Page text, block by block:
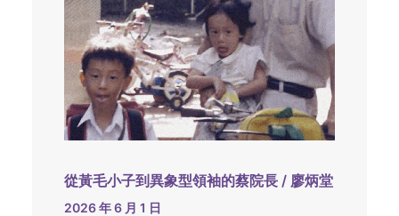
從黃毛小子到異象型領袖的蔡院長 / 廖炳堂
2026 年 6 月 1 日